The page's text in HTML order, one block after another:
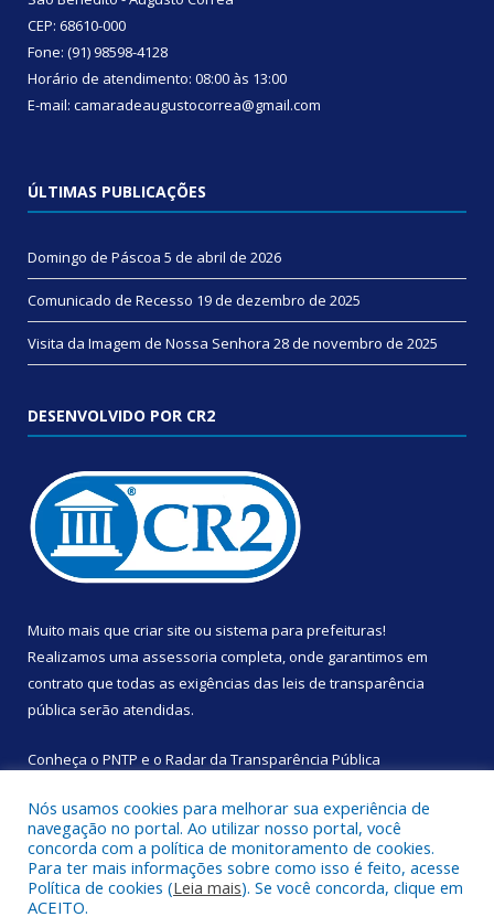
CEP: 68610-000
Fone: (91) 98598-4128
Horário de atendimento: 08:00 às 13:00
E-mail: camaradeaugustocorrea@gmail.com
ÚLTIMAS PUBLICAÇÕES
Domingo de Páscoa 5 de abril de 2026
Comunicado de Recesso 19 de dezembro de 2025
Visita da Imagem de Nossa Senhora 28 de novembro de 2025
DESENVOLVIDO POR CR2
Muito mais que criar site ou sistema para prefeituras!
Realizamos uma assessoria completa, onde garantimos em
contrato que todas as exigências das leis de transparência
pública serão atendidas.
Conheça o PNTP e o Radar da Transparência Pública
Todos os direitos reservados a Câmara Municipal de Augusto
Corrêa.
Nós usamos cookies para melhorar sua experiência de
navegação no portal. Ao utilizar nosso portal, você
concorda com a política de monitoramento de cookies.
Para ter mais informações sobre como isso é feito, acesse
Política de cookies (Leia mais). Se você concorda, clique em
ACEITO.